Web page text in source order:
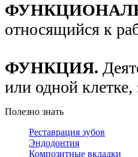
относящийся к
ФУНКЦИЯ.
или одной клетке,
Полезно знать
Реставрация зубов
Эндодонтия
Композитные вкладки